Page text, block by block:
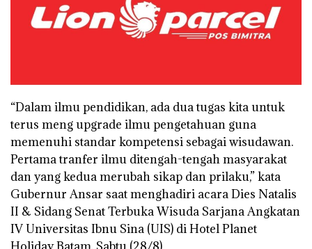
“Dalam ilmu pendidikan, ada dua tugas kita untuk
terus meng upgrade ilmu pengetahuan guna
memenuhi standar kompetensi sebagai wisudawan.
Pertama tranfer ilmu ditengah-tengah masyarakat
dan yang kedua merubah sikap dan prilaku,” kata
Gubernur Ansar saat menghadiri acara Dies Natalis
II & Sidang Senat Terbuka Wisuda Sarjana Angkatan
IV Universitas Ibnu Sina (UIS) di Hotel Planet